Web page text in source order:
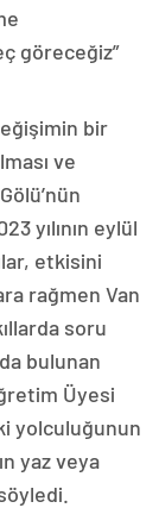
göreceğiz”
bir
ve
yılının eylül
etkisini
rağmen Van
soru
bulunan
Üyesi
yolculuğunun
yaz veya